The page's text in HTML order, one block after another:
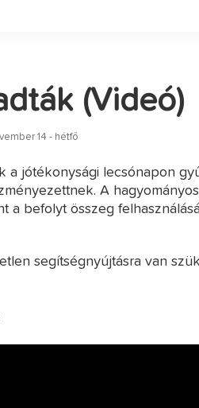
(Videó)
14 - hétfő
a jótékonysági lecsónapon
A
a befolyt összeg
segítségnyújtásra van